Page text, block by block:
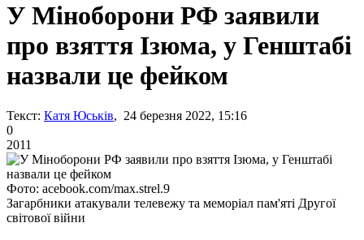
У Міноборони РФ заявили
про взяття Ізюма, у Генштабі
назвали це фейком
Текст: Катя Юськів, 24 березня 2022, 15:16
0
2011
Фото: acebook.com/max.strel.9
Загарбники атакували телевежу та меморіал пам'яті Другої
світової війни